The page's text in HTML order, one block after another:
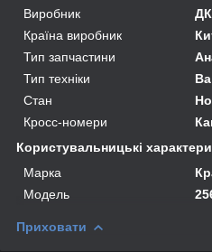
Виробник
ДК
Країна виробник
Тип запчастини
Тип техніки
Стан
Кросс-номери
Користувальницькі
Марка
Модель
Приховати